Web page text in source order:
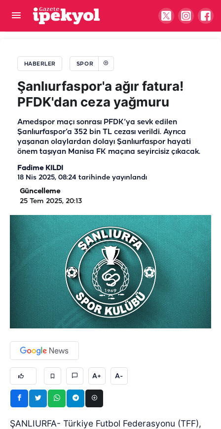
HABERLER SPOR
Şanlıurfaspor'a ağır fatura!
PFDK'dan ceza yağmuru
Amedspor maçı sonrası PFDK’ya sevk edilen
Şanlıurfaspor’a 352 bin TL cezası verildi. Ayrıca
yaşanan olaylardan dolayı Şanlıurfaspor hayati
önem taşıyan Manisa FK maçına seyircisiz çıkacak.
Fadime KILDI
18 Nis 2025, 08:24 tarihinde yayınlandı
Güncelleme
25 Tem 2025, 20:13
A+ A-
ŞANLIURFA- Türkiye Futbol Federasyonu (TFF),
Şanlıurfaspor’da istifa iddiaları sonrası yönetim